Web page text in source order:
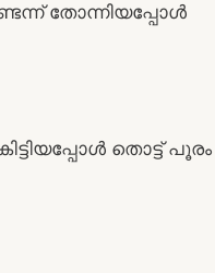
തോന്നിയപ്പോൾ
തൊട്ട് പൂരം